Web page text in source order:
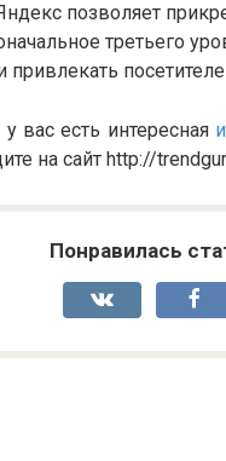
позволяет
третьего
вас есть интересная
на сайт http://
Понравилась